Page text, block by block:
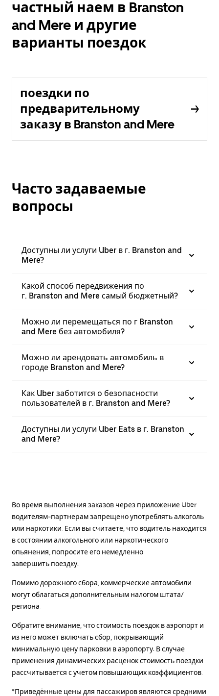
частный наем в Branston
and Mere и другие
варианты поездок
поездки по
предварительному
заказу в Branston and Mere
Часто задаваемые
вопросы
Доступны ли услуги Uber в г. Branston and
Mere?
Какой способ передвижения по
г. Branston and Mere самый бюджетный?
Можно ли перемещаться по г Branston
and Mere без автомобиля?
Можно ли арендовать автомобиль в
городе Branston and Mere?
Как Uber заботится о безопасности
пользователей в г. Branston and Mere?
Доступны ли услуги Uber Eats в г. Branston
and Mere?
Во время выполнения заказов через приложение Uber
водителям-партнерам запрещено употреблять алкоголь
или наркотики. Если вы считаете, что водитель находится
в состоянии алкогольного или наркотического
опьянения, попросите его немедленно
завершить поездку.
Помимо дорожного сбора, коммерческие автомобили
могут облагаться дополнительным налогом штата/
региона.
Обратите внимание, что стоимость поездок в аэропорт и
из него может включать сбор, покрывающий
минимальную цену парковки в аэропорту. В случае
применения динамических расценок стоимость поездки
рассчитывается с учетом повышающих коэффициентов.
*Приведённые цены для пассажиров являются средними